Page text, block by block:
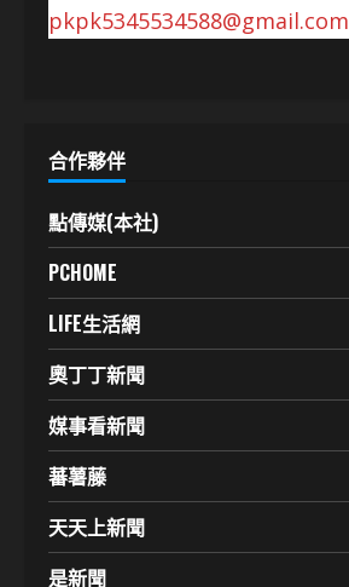
pkpk5345534588@gmail.com
合作夥伴
點傳媒(本社)
PCHOME
LIFE生活網
奧丁丁新聞
媒事看新聞
蕃薯藤
天天上新聞
是新聞